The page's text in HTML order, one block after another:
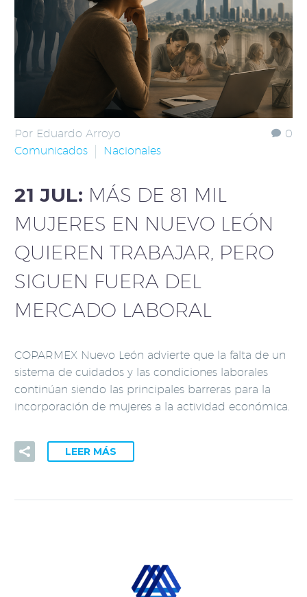
0
Por Eduardo Arroyo
Comunicados
Nacionales
21 JUL: MÁS DE 81 MIL
MUJERES EN NUEVO LEÓN
QUIEREN TRABAJAR, PERO
SIGUEN FUERA DEL
MERCADO LABORAL
COPARMEX Nuevo León advierte que la falta de un
sistema de cuidados y las condiciones laborales
continúan siendo las principales barreras para la
incorporación de mujeres a la actividad económica.
LEER MÁS